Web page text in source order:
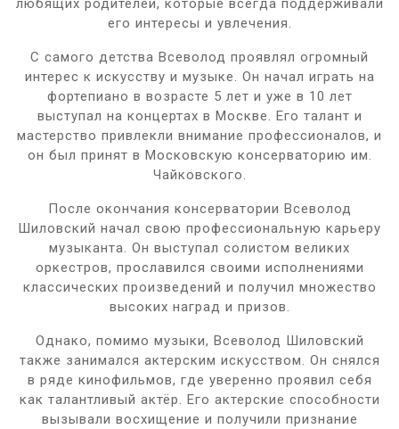
его интересы и увлечения.
С самого детства Всеволод проявлял огромный
интерес к искусству и музыке. Он начал играть на
фортепиано в возрасте 5 лет и уже в 10 лет
выступал на концертах в Москве. Его талант и
мастерство привлекли внимание профессионалов, и
он был принят в Московскую консерваторию им.
Чайковского.
После окончания консерватории Всеволод
Шиловский начал свою профессиональную карьеру
музыканта. Он выступал солистом великих
оркестров, прославился своими исполнениями
классических произведений и получил множество
высоких наград и призов.
Однако, помимо музыки, Всеволод Шиловский
также занимался актерским искусством. Он снялся
в ряде кинофильмов, где уверенно проявил себя
как талантливый актёр. Его актерские способности
вызывали восхищение и получили признание